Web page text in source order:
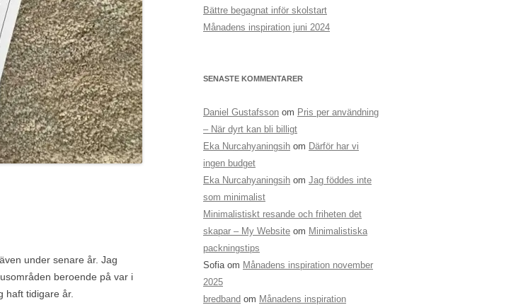
under senare år. Jag
beroende på var i
haft tidigare år.
Bättre begagnat inför skolstart
Månadens inspiration juni 2024
SENASTE KOMMENTARER
Daniel Gustafsson om Pris per användning
– När dyrt kan bli billigt
Eka Nurcahyaningsih om Därför har vi
ingen budget
Eka Nurcahyaningsih om Jag föddes inte
som minimalist
Minimalistiskt resande och friheten det
skapar – My Website om Minimalistiska
packningstips
Sofiaom Månadens inspiration november
2025
bredband om Månadens inspiration